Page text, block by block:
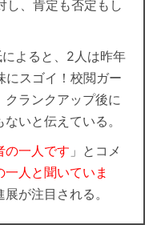
し、肯定も否定もし
よると、2人は昨年
にスゴイ！校閲ガー
クランクアップ後に
いと伝えている。
の一人です 」とコメ
一人と聞いていま
が注目される。